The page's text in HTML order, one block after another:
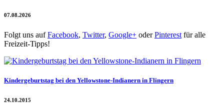
07.08.2026
Folgt uns aufFacebook, Twitter, Google+ oderPinterest für alle
Freizeit-Tipps!
Kindergeburtstag bei den Yellowstone-Indianern in Flingern
24.10.2015